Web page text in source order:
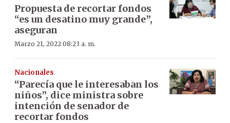
Propuesta de recortar fondos
“es un desatino muy grande”,
aseguran
Marzo 21, 2022 08:23 a. m.
Nacionales
“Parecía que le interesaban los
niños”, dice ministra sobre
intención de senador de
recortar fondos